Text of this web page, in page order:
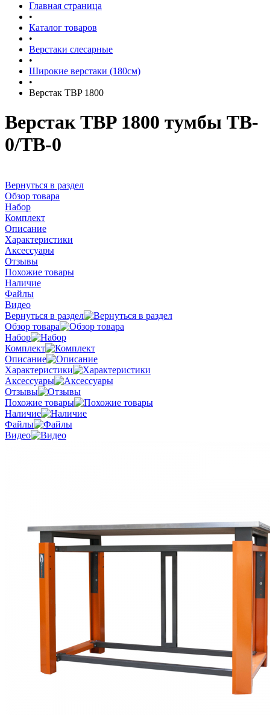
Главная страница
•
Каталог товаров
•
Верстаки слесарные
•
Широкие верстаки (180см)
•
Верстак TBP 1800
Верстак TBP 1800 тумбы TB-
0/TB-0
Вернуться в раздел
Обзор товара
Набор
Комплект
Описание
Характеристики
Аксессуары
Отзывы
Похожие товары
Наличие
Файлы
Видео
Вернуться в раздел
Обзор товара
Набор
Комплект
Описание
Характеристики
Аксессуары
Отзывы
Похожие товары
Наличие
Файлы
Видео